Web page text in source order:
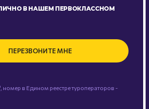
В НАШЕМ ПЕРВОКЛАССНОМ
ПЕРЕЗВОНИТЕ МНЕ
в Едином реестре туроператоров -